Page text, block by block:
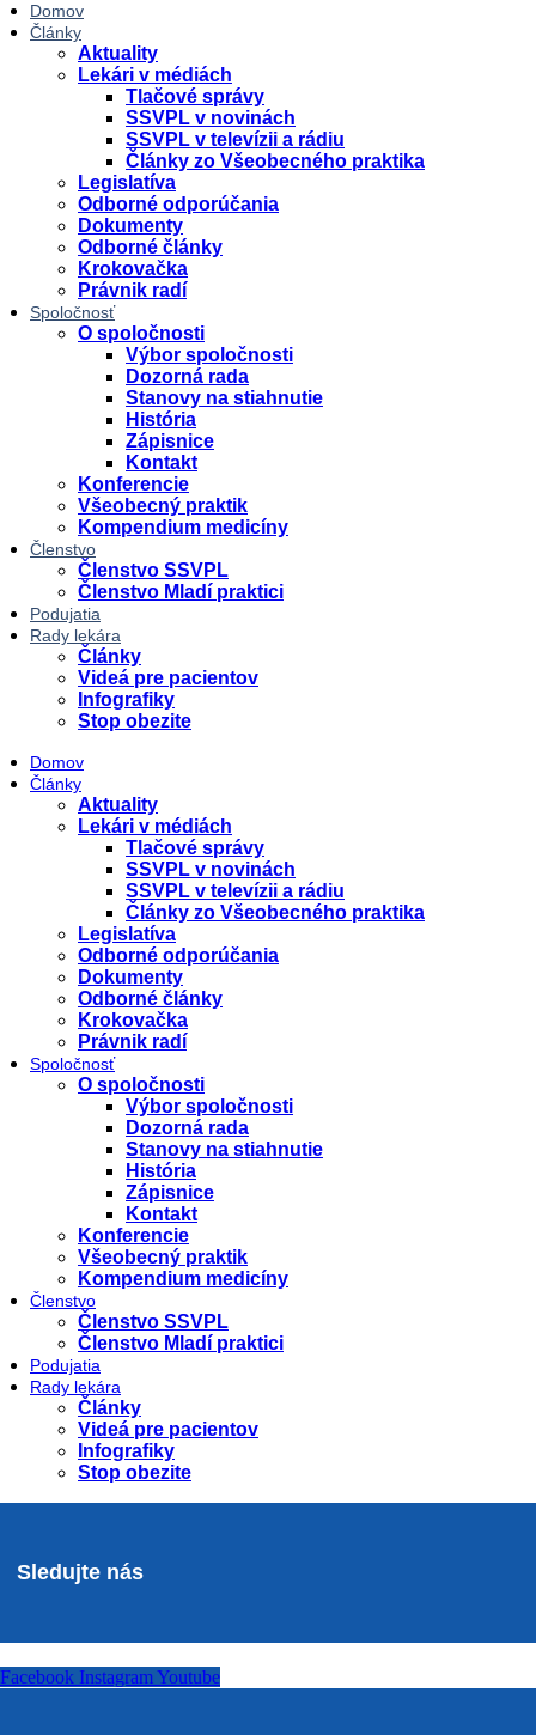
Domov
Články
Aktuality
Lekári v médiách
Tlačové správy
SSVPL v novinách
SSVPL v televízii a rádiu
Články zo Všeobecného praktika
Legislatíva
Odborné odporúčania
Dokumenty
Odborné články
Krokovačka
Právnik radí
Spoločnosť
O spoločnosti
Výbor spoločnosti
Dozorná rada
Stanovy na stiahnutie
História
Zápisnice
Kontakt
Konferencie
Všeobecný praktik
Kompendium medicíny
Členstvo
Členstvo SSVPL
Členstvo Mladí praktici
Podujatia
Rady lekára
Články
Videá pre pacientov
Infografiky
Stop obezite
Domov
Články
Aktuality
Lekári v médiách
Tlačové správy
SSVPL v novinách
SSVPL v televízii a rádiu
Články zo Všeobecného praktika
Legislatíva
Odborné odporúčania
Dokumenty
Odborné články
Krokovačka
Právnik radí
Spoločnosť
O spoločnosti
Výbor spoločnosti
Dozorná rada
Stanovy na stiahnutie
História
Zápisnice
Kontakt
Konferencie
Všeobecný praktik
Kompendium medicíny
Členstvo
Členstvo SSVPL
Členstvo Mladí praktici
Podujatia
Rady lekára
Články
Videá pre pacientov
Infografiky
Stop obezite
Sledujte nás
Facebook Instagram Youtube